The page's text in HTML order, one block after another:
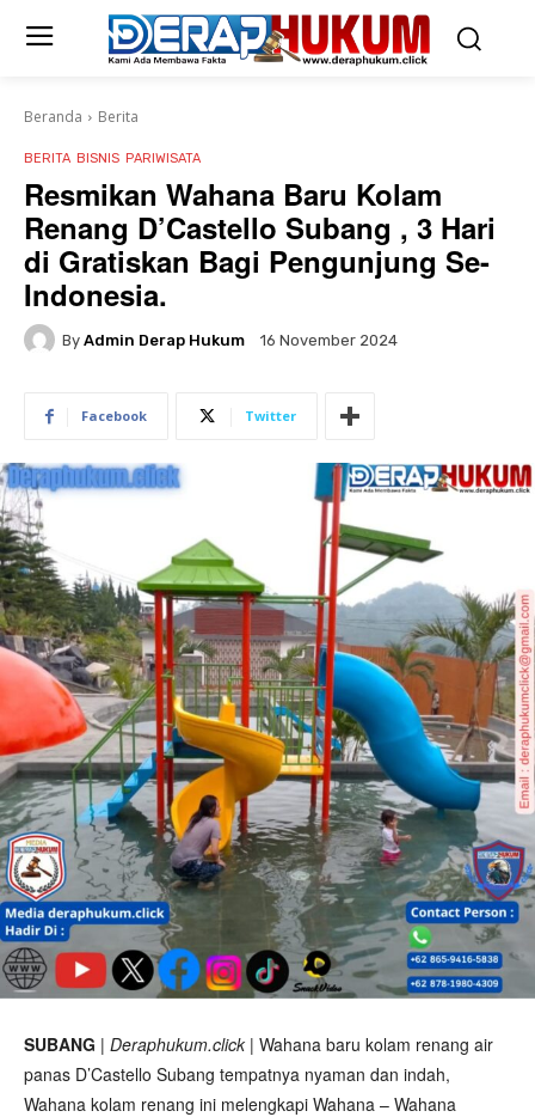
Beranda Berita
BERITA BISNIS PARIWISATA
Resmikan Wahana Baru Kolam
Renang D’Castello Subang , 3 Hari
di Gratiskan Bagi Pengunjung Se-
Indonesia.
By Admin Derap Hukum 16 November 2024
Facebook Twitter
SUBANG | Deraphukum.click | Wahana baru kolam renang air
panas D’Castello Subang tempatnya nyaman dan indah,
Wahana kolam renang ini melengkapi Wahana – Wahana